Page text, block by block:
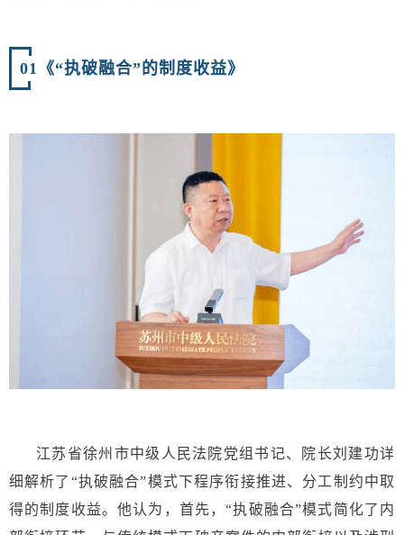
01 《“执破融合”的制度收益》
江苏省徐州市中级人民法院党组书记、院长刘建功详
细解析了“执破融合”模式下程序衔接推进、分工制约中取
得的制度收益。他认为，首先，“执破融合”模式简化了内